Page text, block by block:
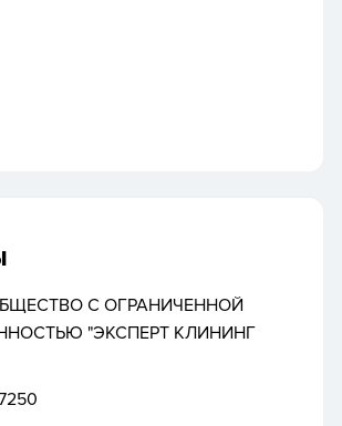
С ОГРАНИЧЕННОЙ
"ЭКСПЕРТ КЛИНИНГ